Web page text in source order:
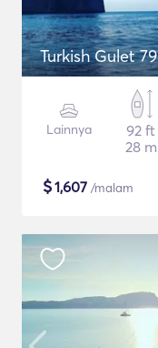
Turkish Gulet 79
Lainnya
92 ft
28 m
$1,607 /malam